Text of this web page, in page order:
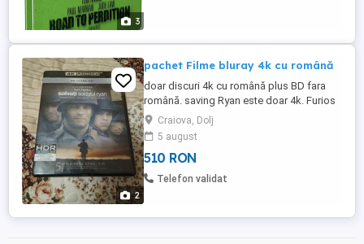
3
2
pachet Filme bluray 4k cu română
doar discuri 4k cu română plus BD fara
română. saving Ryan este doar 4k. Furios
și iute este desigilat.
Craiova, Dolj
5 august
510 RON
Telefon validat